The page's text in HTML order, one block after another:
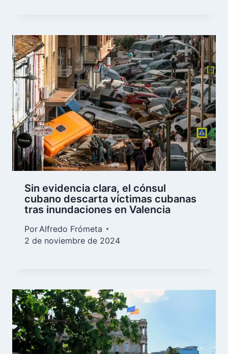
Sin evidencia clara, el cónsul
cubano descarta víctimas cubanas
tras inundaciones en Valencia
Por Alfredo Frómeta
2 de noviembre de 2024